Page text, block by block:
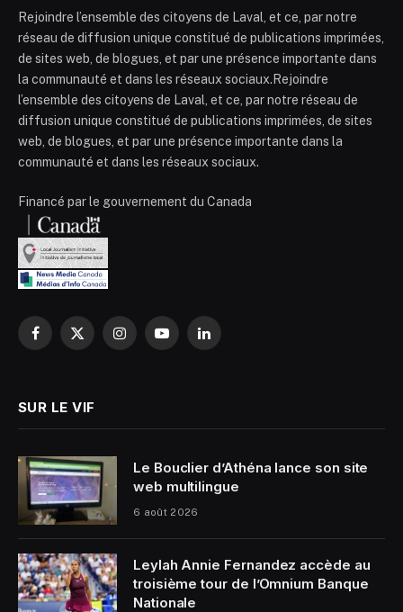
Rejoindre l’ensemble des citoyens de Laval, et ce, par notre
réseau de diffusion unique constitué de publications imprimées,
de sites web, de blogues, et par une présence importante dans
la communauté et dans les réseaux sociaux.Rejoindre
l’ensemble des citoyens de Laval, et ce, par notre réseau de
diffusion unique constitué de publications imprimées, de sites
web, de blogues, et par une présence importante dans la
communauté et dans les réseaux sociaux.
Financé par le gouvernement du Canada
Facebook
X
InstagramYouTubeLinkedIn
SUR LE VIF
Le Bouclier d’Athéna lance son site
web multilingue
6 août 2026
Leylah Annie Fernandez accède au
troisième tour de l’Omnium Banque
Nationale